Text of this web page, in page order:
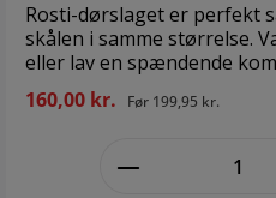
Rosti-dørslaget er perfekt
skålen i samme størrelse. Vælg en matchende skål
eller lav en spændende
farverne. Fås også i en 1,5
opvaskemaskine, men kan
en stor fordel i forbindelse med madlavning.
Rosti Størrelse: 4
160,00 kr. Før 199,95 kr.